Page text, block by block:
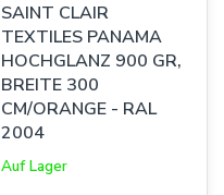
SAINT CLAIR
TEXTILES PANAMA
HOCHGLANZ 900 GR,
BREITE 300
CM/ORANGE - RAL
2004
Auf Lager